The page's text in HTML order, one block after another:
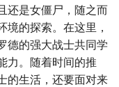
还是女僵尸，随之而
境的探索。在这里，
德的强大战士共同学
力。随着时间的推
的生活，还要面对来